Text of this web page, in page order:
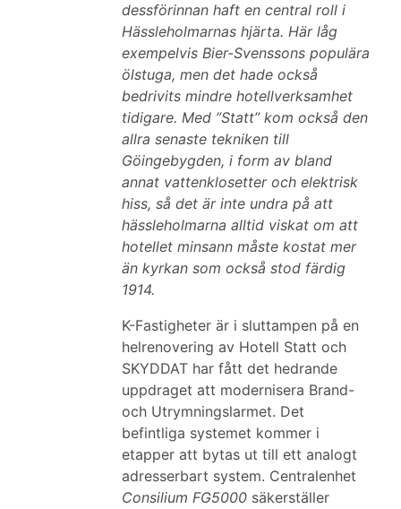
dessförinnan haft en central roll i
Hässleholmarnas hjärta. Här låg
exempelvis Bier-Svenssons populära
ölstuga, men det hade också
bedrivits mindre hotellverksamhet
tidigare. Med ”Statt” kom också den
allra senaste tekniken till
Göingebygden, i form av bland
annat vattenklosetter och elektrisk
hiss, så det är inte undra på att
hässleholmarna alltid viskat om att
hotellet minsann måste kostat mer
än kyrkan som också stod färdig
1914.
K-Fastigheter är i sluttampen på en
helrenovering av Hotell Statt och
SKYDDAT har fått det hedrande
uppdraget att modernisera Brand-
och Utrymningslarmet. Det
befintliga systemet kommer i
etapper att bytas ut till ett analogt
adresserbart system. Centralenhet
Consilium FG5000 säkerställer